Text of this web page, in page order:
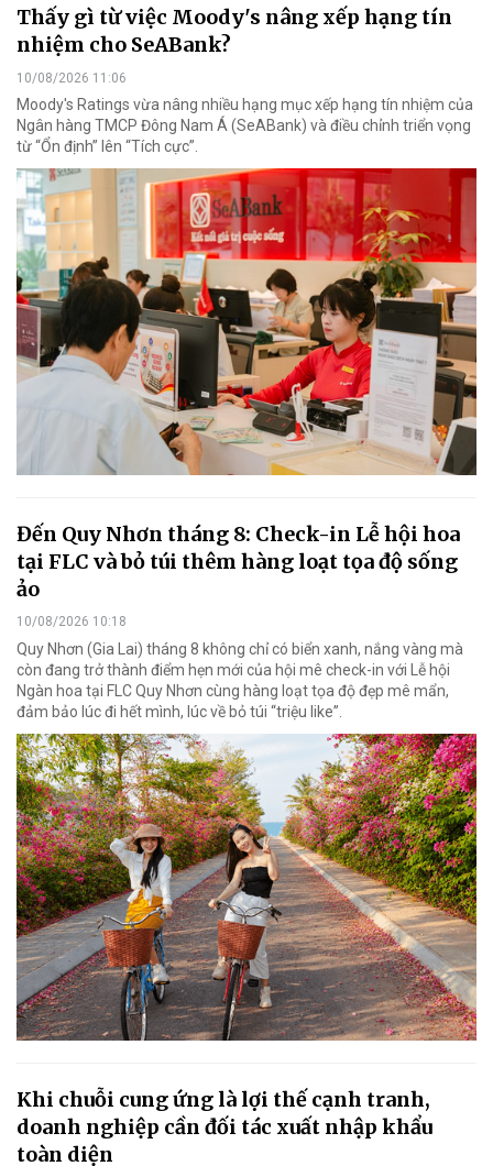
Thấy gì từ việc Moody's nâng xếp hạng tín
nhiệm cho SeABank?
10/08/2026 11:06
Moody's Ratings vừa nâng nhiều hạng mục xếp hạng tín nhiệm của
Ngân hàng TMCP Đông Nam Á (SeABank) và điều chỉnh triển vọng
từ “Ổn định” lên “Tích cực”.
Đến Quy Nhơn tháng 8: Check-in Lễ hội hoa
tại FLC và bỏ túi thêm hàng loạt tọa độ sống
ảo
10/08/2026 10:18
Quy Nhơn (Gia Lai) tháng 8 không chỉ có biển xanh, nắng vàng mà
còn đang trở thành điểm hẹn mới của hội mê check-in với Lễ hội
Ngàn hoa tại FLC Quy Nhơn cùng hàng loạt tọa độ đẹp mê mẩn,
đảm bảo lúc đi hết mình, lúc về bỏ túi “triệu like”.
Khi chuỗi cung ứng là lợi thế cạnh tranh,
doanh nghiệp cần đối tác xuất nhập khẩu
toàn diện